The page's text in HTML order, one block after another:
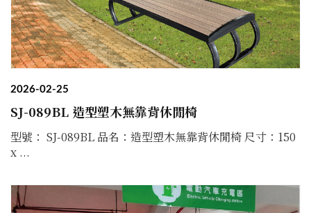
2026-02-25
SJ-089BL 造型塑木無靠背休閒椅
型號： SJ-089BL 品名：造型塑木無靠背休閒椅 尺寸：150
x ...